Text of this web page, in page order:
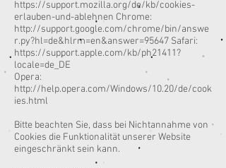
https://support.mozilla.org/de/kb/cookies-
erlauben-und-ablehnen Chrome:
http://support.google.com/chrome/bin/answe
r.py?hl=de&hlrm=en&answer=95647 Safari:
https://support.apple.com/kb/ph21411?
locale=de_DE
Opera:
http://help.opera.com/Windows/10.20/de/cook
ies.html
Bitte beachten Sie, dass bei Nichtannahme von
Cookies die Funktionalität unserer Website
eingeschränkt sein kann.